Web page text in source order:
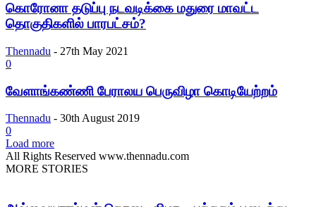
கொரோனா தடுப்பு நடவடிக்கை மதுரை மாவட்ட
தொகுதிகளில் பாரபட்சம்?
Thennadu - 27th May 2021
0
வேளாங்கண்ணி பேராலய பெருவிழா கொடியேற்றம்
Thennadu - 30th August 2019
0
Load more
All Rights Reserved www.thennadu.com
MORE STORIES